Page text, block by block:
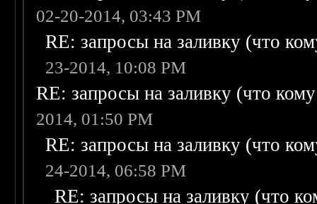
02-20-2014, 03:43 PM
RE: запросы на заливку (что
23-2014, 10:08 PM
RE: запросы на заливку (что
2014, 01:50 PM
RE: запросы на заливку (что
24-2014, 06:58 PM
RE: запросы на заливку (что